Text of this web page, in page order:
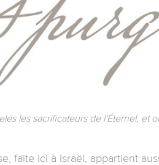
les sacrificateurs de l'Éternel, et
faite ici à Israël, appartient